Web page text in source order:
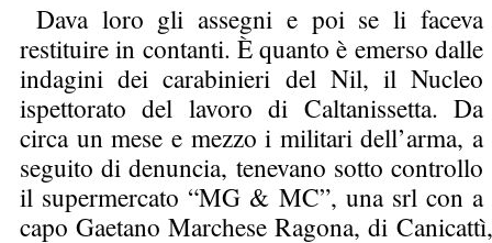
Dava loro gli assegni e poi se li faceva
restituire in contanti. È quanto è emerso dalle
indagini dei carabinieri del Nil, il Nucleo
ispettorato del lavoro di Caltanissetta. Da
circa un mese e mezzo i militari dell’arma, a
seguito di denuncia, tenevano sotto controllo
il supermercato “MG & MC”, una srl con a
capo Gaetano Marchese Ragona, di